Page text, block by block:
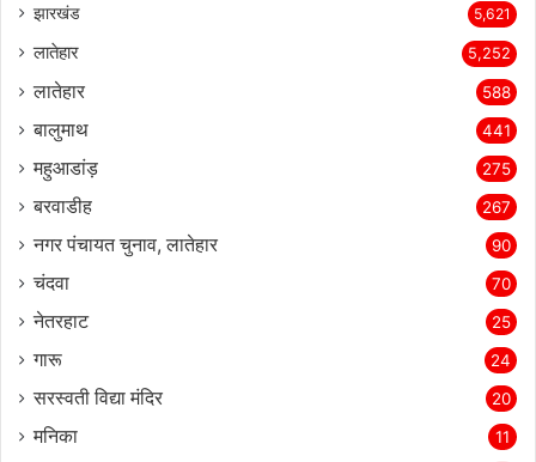
झारखंड 5,621
लातेहार 5,252
लातेहार 588
बालुमाथ 441
महुआडांड़ 275
बरवाडीह 267
नगर पंचायत चुनाव, लातेहार 90
चंदवा 70
नेतरहाट 25
गारू 24
सरस्‍वती विद्या मंदिर 20
मनिका 11